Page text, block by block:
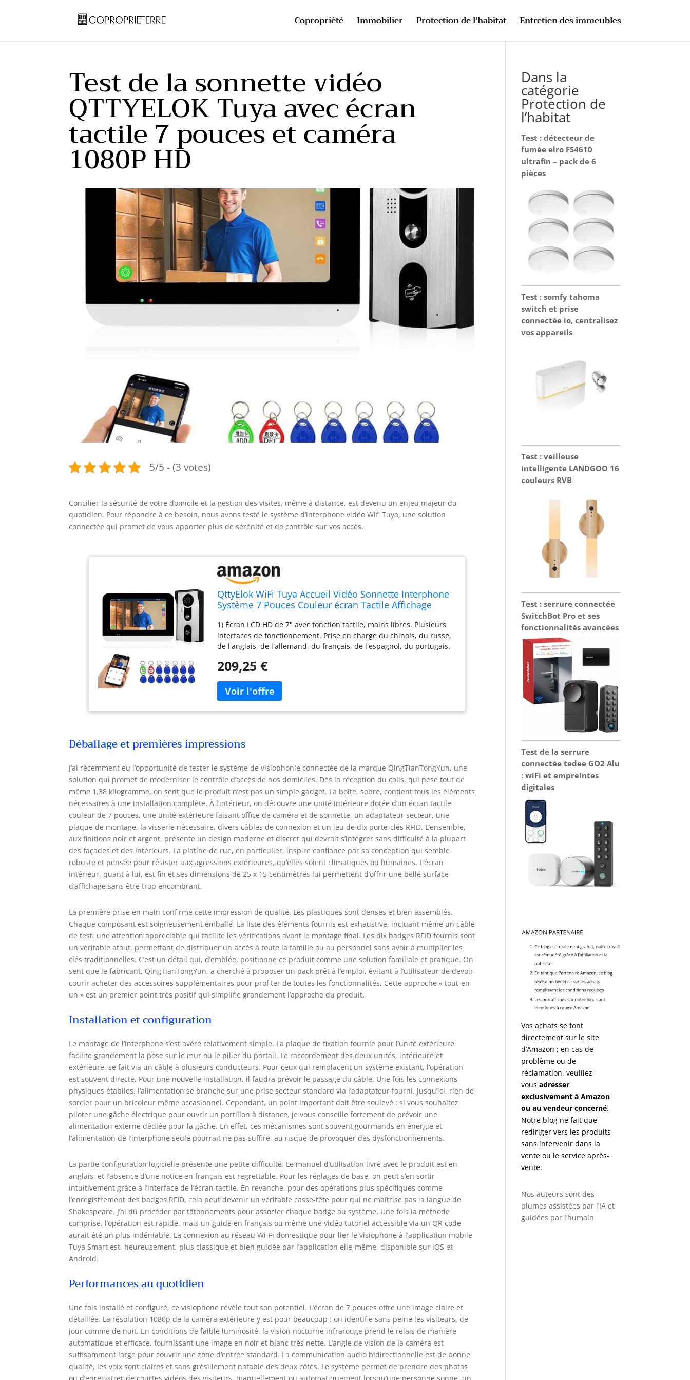
Copropriété Immobilier Protection de l’habitat Entretien des immeubles
Test de la sonnette vidéo
QTTYELOK Tuya avec écran
tactile 7 pouces et caméra
1080P HD
5/5 - (3 votes)
Concilier la sécurité de votre domicile et la gestion des visites, même à distance, est devenu un enjeu majeur du
quotidien. Pour répondre à ce besoin, nous avons testé le système d’interphone vidéo Wifi Tuya, une solution
connectée qui promet de vous apporter plus de sérénité et de contrôle sur vos accès.
QttyElok WiFi Tuya Accueil Vidéo Sonnette Interphone
Système 7 Pouces Couleur écran Tactile Affichage
Nocturne
1) Écran LCD HD de 7" avec fonction tactile, mains libres. Plusieurs
interfaces de fonctionnement. Prise en charge du chinois, du russe,
de l'anglais, de l'allemand, du français, de l'espagnol, du portugais.
poussière, peut être installé à l'extérieur. 2) Le capteur infrarouge
°, vous offrent une vision nocturne claire. La vision nocturne peut
atteindre une distance de 10 m. Lecteur RFID intégré, peut ouvrir la
porte de l'extérieur avec les cartes clés RFID EM 125 kHz, prend en
visiteurs appuient sur la sonnette, votre téléphone reçoit la
visiteurs, ouvrez la porte à distance via l'application gratuite «
TuyaSmart » n'importe où. 4) Prend en charge les vidéos
d'enregistrement automatique ou les images instantanées, les
enregistrements des visiteurs peuvent être visualisés à tout
moment. Vous pouvez régler la zone de détection de la caméra de
sonnette. Lorsque les visiteurs appuient sur la sonnette ou que la
détection de mouvement est déclenchée, la caméra de sonnette
enregistre automatiquement des vidéos ou des instantanés et les
enregistre sur la carte Micro SD pour protéger votre maison tous les
jours. (Prend en charge la carte SD max 64 Go, la carte SD doit être
achetée séparément). 5) Prend en charge max. 2 sonnettes
communiquer entre eux. Il peut connecter toutes les serrures
électroniques DC12 V. Le moniteur prend en charge la connexion
sans fil au WiFi, mais le moniteur intérieur et la caméra extérieure
sont câblés, ce qui garantit que l'alimentation électrique, la vidéo
fonctionne de manière stable et vous permet de prolonger de
longues distances.
209,25 €
Déballage et premières impressions
J’ai récemment eu l’opportunité de tester le système de visiophonie connectée de la marque QingTianTongYun, une
solution qui promet de moderniser le contrôle d’accès de nos domiciles. Dès la réception du colis, qui pèse tout de
même 1,38 kilogramme, on sent que le produit n’est pas un simple gadget. La boîte, sobre, contient tous les éléments
nécessaires à une installation complète. À l’intérieur, on découvre une unité intérieure dotée d’un écran tactile
couleur de 7 pouces, une unité extérieure faisant office de caméra et de sonnette, un adaptateur secteur, une
plaque de montage, la visserie nécessaire, divers câbles de connexion et un jeu de dix porte-clés RFID. L’ensemble,
aux finitions noir et argent, présente un design moderne et discret qui devrait s’intégrer sans difficulté à la plupart
des façades et des intérieurs. La platine de rue, en particulier, inspire confiance par sa conception qui semble
robuste et pensée pour résister aux agressions extérieures, qu’elles soient climatiques ou humaines. L’écran
intérieur, quant à lui, est fin et ses dimensions de 25 x 15 centimètres lui permettent d’offrir une belle surface
d’affichage sans être trop encombrant.
La première prise en main confirme cette impression de qualité. Les plastiques sont denses et bien assemblés.
Chaque composant est soigneusement emballé. La liste des éléments fournis est exhaustive, incluant même un câble
de test, une attention appréciable qui facilite les vérifications avant le montage final. Les dix badges RFID fournis sont
un véritable atout, permettant de distribuer un accès à toute la famille ou au personnel sans avoir à multiplier les
clés traditionnelles. C’est un détail qui, d’emblée, positionne ce produit comme une solution familiale et pratique. On
sent que le fabricant, QingTianTongYun, a cherché à proposer un pack prêt à l’emploi, évitant à l’utilisateur de devoir
courir acheter des accessoires supplémentaires pour profiter de toutes les fonctionnalités. Cette approche « tout-en-
un » est un premier point très positif qui simplifie grandement l’approche du produit.
Installation et configuration
Le montage de l’interphone s’est avéré relativement simple. La plaque de fixation fournie pour l’unité extérieure
facilite grandement la pose sur le mur ou le pilier du portail. Le raccordement des deux unités, intérieure et
extérieure, se fait via un câble à plusieurs conducteurs. Pour ceux qui remplacent un système existant, l’opération
est souvent directe. Pour une nouvelle installation, il faudra prévoir le passage du câble. Une fois les connexions
physiques établies, l’alimentation se branche sur une prise secteur standard via l’adaptateur fourni. Jusqu’ici, rien de
sorcier pour un bricoleur même occasionnel. Cependant, un point important doit être soulevé : si vous souhaitez
piloter une gâche électrique pour ouvrir un portillon à distance, je vous conseille fortement de prévoir une
alimentation externe dédiée pour la gâche. En effet, ces mécanismes sont souvent gourmands en énergie et
l’alimentation de l’interphone seule pourrait ne pas suffire, au risque de provoquer des dysfonctionnements.
La partie configuration logicielle présente une petite difficulté. Le manuel d’utilisation livré avec le produit est en
anglais, et l’absence d’une notice en français est regrettable. Pour les réglages de base, on peut s’en sortir
intuitivement grâce à l’interface de l’écran tactile. En revanche, pour des opérations plus spécifiques comme
l’enregistrement des badges RFID, cela peut devenir un véritable casse-tête pour qui ne maîtrise pas la langue de
Shakespeare. J’ai dû procéder par tâtonnements pour associer chaque badge au système. Une fois la méthode
comprise, l’opération est rapide, mais un guide en français ou même une vidéo tutoriel accessible via un QR code
aurait été un plus indéniable. La connexion au réseau Wi-Fi domestique pour lier le visiophone à l’application mobile
Tuya Smart est, heureusement, plus classique et bien guidée par l’application elle-même, disponible sur iOS et
Android.
Performances au quotidien
Une fois installé et configuré, ce visiophone révèle tout son potentiel. L’écran de 7 pouces offre une image claire et
détaillée. La résolution 1080p de la caméra extérieure y est pour beaucoup : on identifie sans peine les visiteurs, de
jour comme de nuit. En conditions de faible luminosité, la vision nocturne infrarouge prend le relais de manière
automatique et efficace, fournissant une image en noir et blanc très nette. L’angle de vision de la caméra est
suffisamment large pour couvrir une zone d’entrée standard. La communication audio bidirectionnelle est de bonne
qualité, les voix sont claires et sans grésillement notable des deux côtés. Le système permet de prendre des photos
Dans la
catégorie
Protection de
l’habitat
Test : détecteur de
fumée elro FS4610
ultrafin – pack de 6
pièces
Test : somfy tahoma
switch et prise
connectée io, centralisez
vos appareils
Test : veilleuse
intelligente LANDGOO 16
couleurs RVB
Test : serrure connectée
SwitchBot Pro et ses
fonctionnalités avancées
Test de la serrure
connectée tedee GO2 Alu
: wiFi et empreintes
digitales
Vos achats se font
directement sur le site
d’Amazon ; en cas de
problème ou de
réclamation, veuillez
vousadresser
exclusivement à Amazon
ou au vendeur concerné.
Notre blog ne fait que
rediriger vers les produits
sans intervenir dans la
vente ou le service après-
vente.
Nos auteurs sont des
plumes assistées par l’IA et
guidées par l’humain